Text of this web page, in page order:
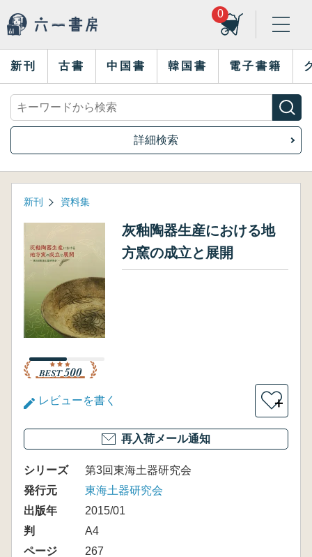
0
新刊 古書 中国書 韓国書 電子書籍
詳細検索
新刊 資料集
灰釉陶器生産における地
方窯の成立と展開
レビューを書く ＋
再入荷メール通知
シリーズ
第3回東海土器研究会
発行元
東海土器研究会
出版年
2015/01
判
A4
ページ
267